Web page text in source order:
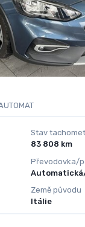
Stav
83 808 km
Převodovka/
Země původu
Itálie